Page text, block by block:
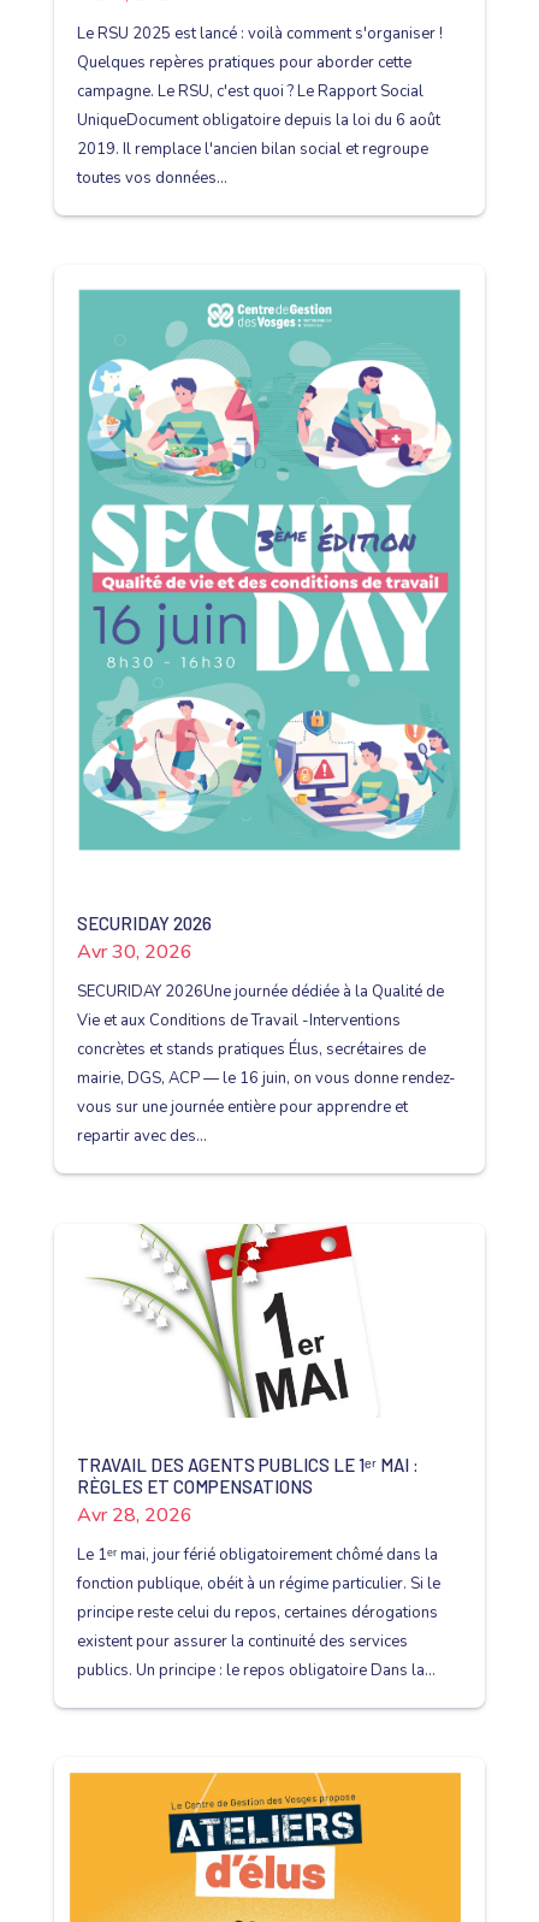
Le RSU 2025 est lancé : voilà comment s'organiser !
Quelques repères pratiques pour aborder cette
campagne. Le RSU, c'est quoi ? Le Rapport Social
UniqueDocument obligatoire depuis la loi du 6 août
2019. Il remplace l'ancien bilan social et regroupe
toutes vos données...
SECURIDAY 2026
Avr 30, 2026
SECURIDAY 2026Une journée dédiée à la Qualité de
Vie et aux Conditions de Travail -Interventions
concrètes et stands pratiques Élus, secrétaires de
mairie, DGS, ACP — le 16 juin, on vous donne rendez-
vous sur une journée entière pour apprendre et
repartir avec des...
TRAVAIL DES AGENTS PUBLICS LE 1ᵉʳ MAI :
RÈGLES ET COMPENSATIONS
Avr 28, 2026
Le 1ᵉʳ mai, jour férié obligatoirement chômé dans la
fonction publique, obéit à un régime particulier. Si le
principe reste celui du repos, certaines dérogations
existent pour assurer la continuité des services
publics. Un principe : le repos obligatoire Dans la...